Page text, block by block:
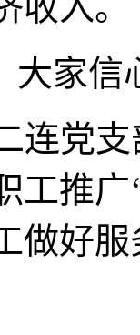
收入。
大家信
党支
工推
做好